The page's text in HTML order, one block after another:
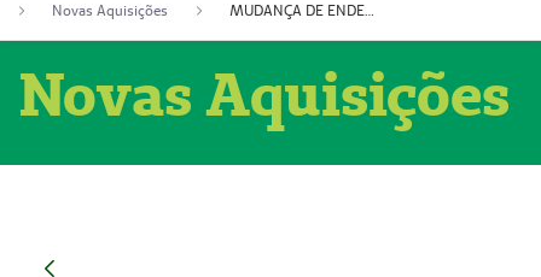
Novas Aquisições
MUDANÇA DE ENDEREÇO - DIAGITAB SERVIÇOS MÉDICOS LTDA (54003267-5)
Novas Aquisições